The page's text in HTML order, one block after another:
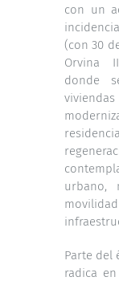
con un
(con 30
Orvina
donde
urbano,
Parte del
radica